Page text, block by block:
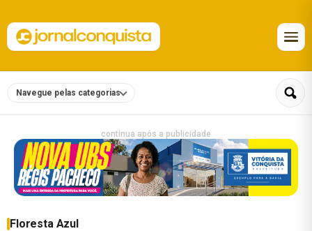
Navegue pelas categorias
continua após a publicidade
Floresta Azul